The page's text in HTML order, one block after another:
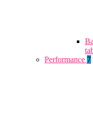
Performance 7